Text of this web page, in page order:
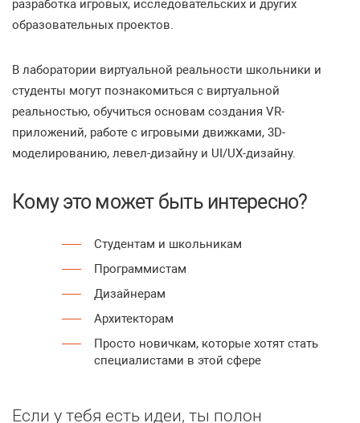
разработка игровых, исследовательских и других
образовательных проектов.
В лаборатории виртуальной реальности школьники и
студенты могут познакомиться с виртуальной
реальностью, обучиться основам создания VR-
приложений, работе с игровыми движками, 3D-
моделированию, левел-дизайну и UI/UX-дизайну.
Кому это может быть интересно?
Студентам и школьникам
Программистам
Дизайнерам
Архитекторам
Просто новичкам, которые хотят стать
специалистами в этой сфере
Если у тебя есть идеи, ты полон